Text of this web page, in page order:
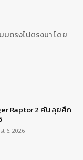
บตรงไปตรงมา โดย
Raptor 2 คัน ลุยศึก
6, 2026